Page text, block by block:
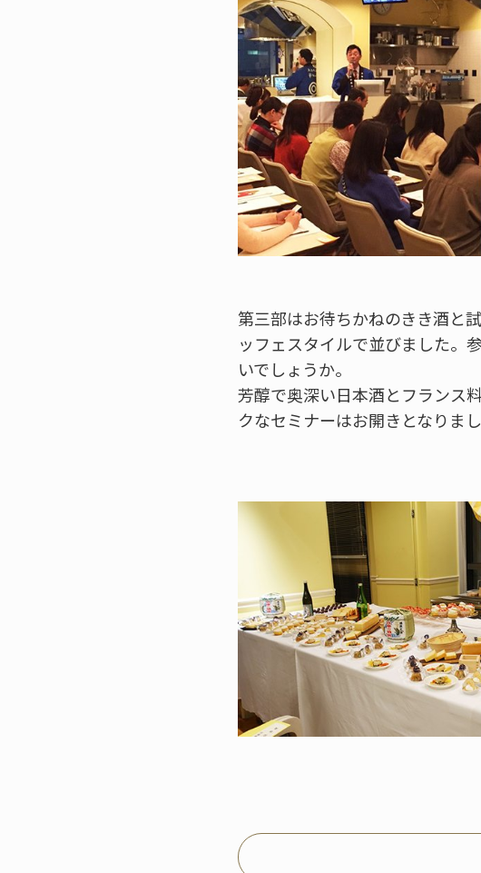
第三部はお待ちかねのきき酒と
ッフェスタイルで並びました。
いでしょうか。
芳醇で奥深い日本酒とフランス
クなセミナーはお開きとなりまし